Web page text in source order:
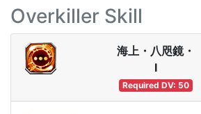
Overkiller Skill
海上・八咫鏡・
Ⅰ
Required DV: 50